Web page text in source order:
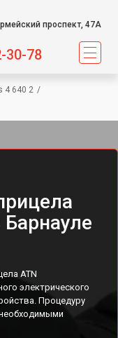
проспект, 47А
30-78
4 640 2 /
ATN
электрического
Процедуру